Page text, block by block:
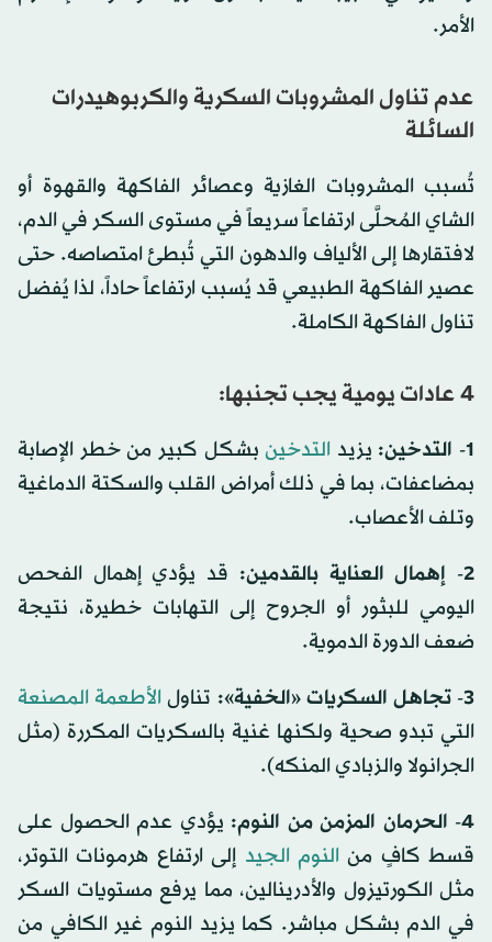
الأمر.
عدم تناول المشروبات السكرية والكربوهيدرات
السائلة
تُسبب المشروبات الغازية وعصائر الفاكهة والقهوة أو
الشاي المُحلَّى ارتفاعاً سريعاً في مستوى السكر في الدم،
لافتقارها إلى الألياف والدهون التي تُبطئ امتصاصه. حتى
عصير الفاكهة الطبيعي قد يُسبب ارتفاعاً حاداً، لذا يُفضل
تناول الفاكهة الكاملة.
4 عادات يومية يجب تجنبها:
1- التدخين: يزيد التدخينبشكل كبير من خطر الإصابة
بمضاعفات، بما في ذلك أمراض القلب والسكتة الدماغية
وتلف الأعصاب.
2- إهمال العناية بالقدمين:
قد يؤدي إهمال الفحص
اليومي للبثور أو الجروح إلى التهابات خطيرة، نتيجة
ضعف الدورة الدموية.
3- تجاهل السكريات «الخفية»:
تناول الأطعمة المصنعة
التي تبدو صحية ولكنها غنية بالسكريات المكررة (مثل
الجرانولا والزبادي المنكه).
4- الحرمان المزمن من النوم:
يؤدي عدم الحصول على
قسط كافٍ من النوم الجيد إلى ارتفاع هرمونات التوتر،
مثل الكورتيزول والأدرينالين، مما يرفع مستويات السكر
في الدم بشكل مباشر. كما يزيد النوم غير الكافي من